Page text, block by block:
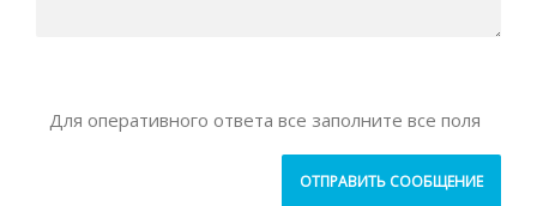
Для оперативного ответа все заполните все поля